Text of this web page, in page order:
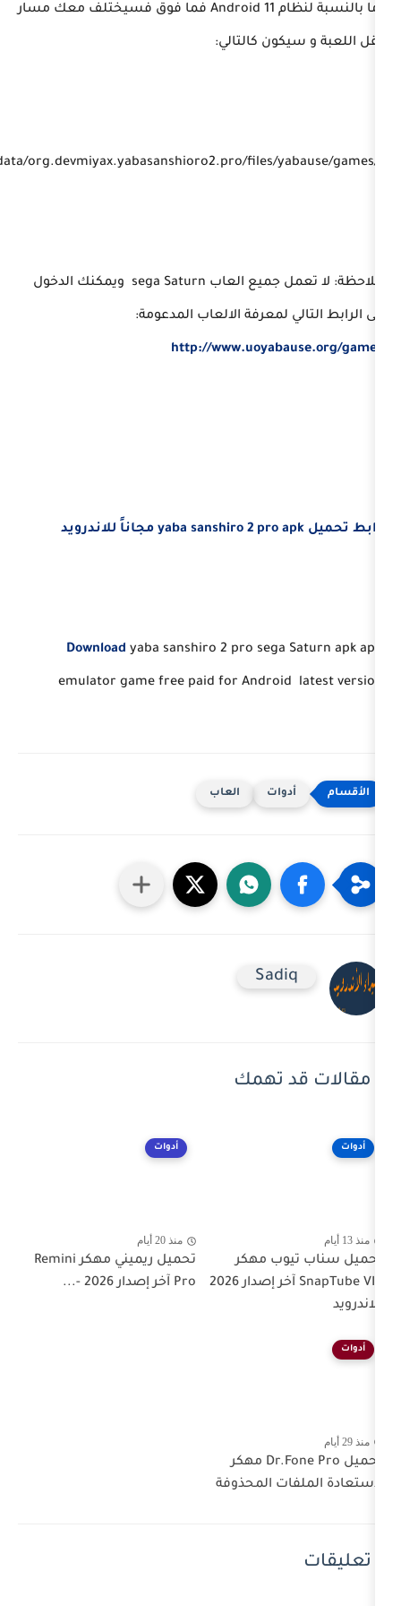
اما بالنسبة لنظام Android 11 فما فوق فسيختلف معك مسار
كالتالي:
ملاحظة: لا تعمل جميع العاب sega Saturn ويمكنك الدخول
لمعرفة الالعاب المدعومة:
http://
Downloadyaba sanshiro 2 pro
emulator game free paid for
العاب
تهمك
مهكر
SnapTube VIP آخر إصدار 2026
تحميل ريميني مهكر Remini
Pro آخر إصدار 2026 -...
تحميل Dr.Fone Pro مهكر
المحذوفة